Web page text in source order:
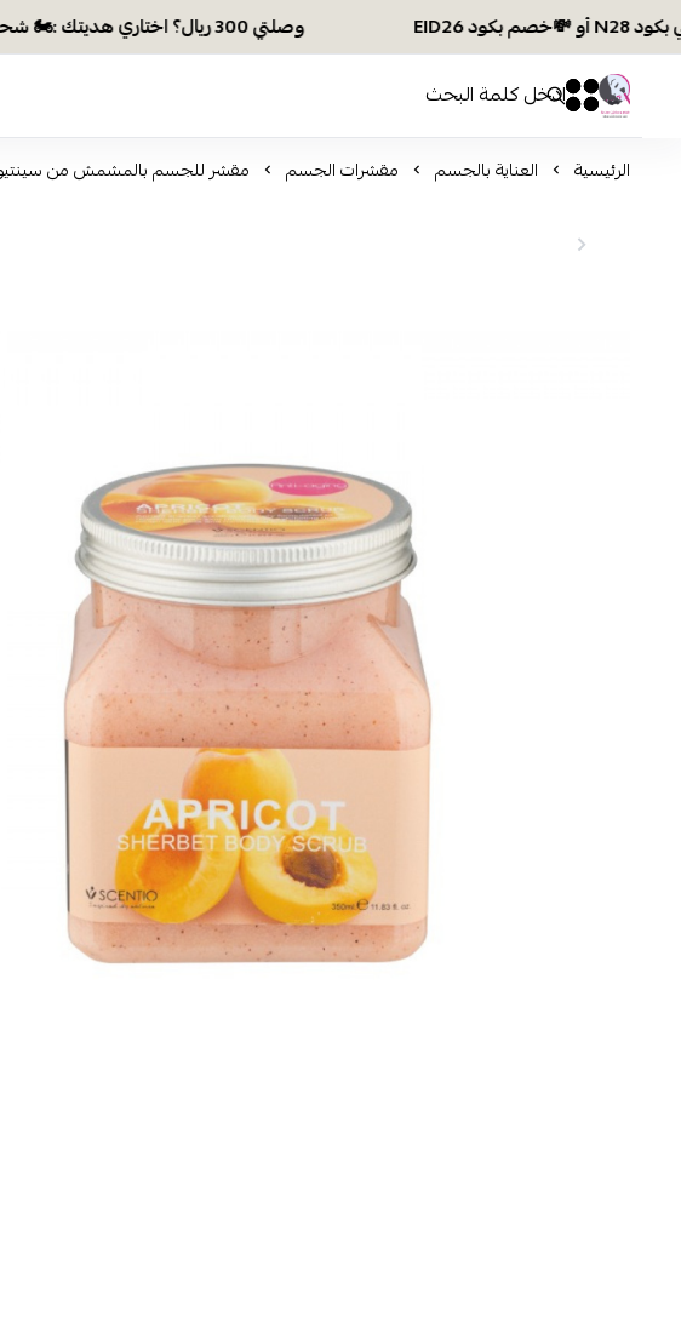
وصلتي 300 ريال؟ اختاري هديتك :🏍 شحن مجاني بكود N28 أو 💸خصم بكود EID26
افكار ومخازن العناية
0 0
الرئيسية العناية بالجسم مقشرات الجسم مقشر للجسم بالمشمش من سينتيو 350